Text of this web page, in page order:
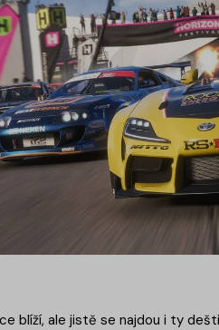
blíží, ale jistě se najdou i ty